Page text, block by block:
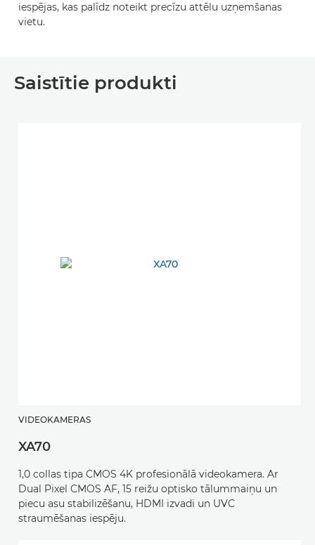
iespējas, kas palīdz noteikt precīzu attēlu uzņemšanas
vietu.
Saistītie produkti
VIDEOKAMERAS
XA70
1,0 collas tipa CMOS 4K profesionālā videokamera. Ar
Dual Pixel CMOS AF, 15 reižu optisko tālummaiņu un
piecu asu stabilizēšanu, HDMI izvadi un UVC
straumēšanas iespēju.